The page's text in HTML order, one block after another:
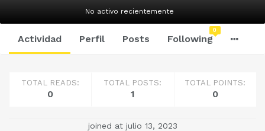
No activo recientemente
Actividad Perfil Posts Following
0
TOTAL READS:
0
TOTAL POSTS:
1
TOTAL POINTS:
0
joined at julio 13, 2023